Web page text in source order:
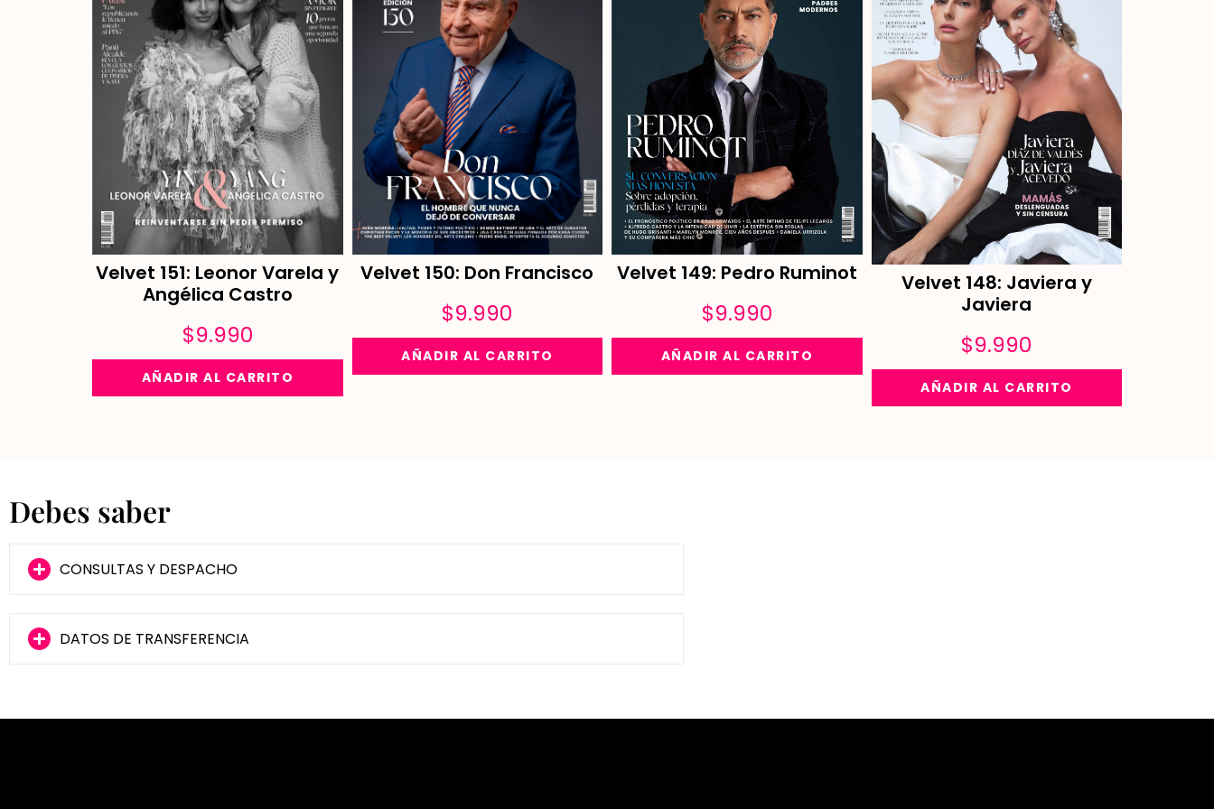
Velvet 151: Leonor Varela y
Angélica Castro
$9.990
AÑADIR AL CARRITO
Velvet 150: Don Francisco
$9.990
AÑADIR AL CARRITO
Velvet 149: Pedro Ruminot
$9.990
AÑADIR AL CARRITO
Velvet 148: Javiera y
Javiera
$9.990
AÑADIR AL CARRITO
Debes saber
CONSULTAS Y DESPACHO
DATOS DE TRANSFERENCIA